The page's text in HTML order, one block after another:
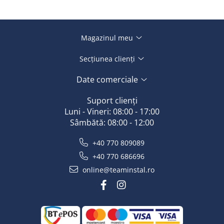
Proiecte de automatizare și optimizare a consumului
Simplifică gestionarea confortului termic în
ușor de integrat în orice instalație electrică modernă.
Magazinul meu
Secțiunea clienți
Date comerciale
Suport clienți
Luni - Vineri: 08:00 - 17:00
Sâmbătă: 08:00 - 12:00
+40 770 809089
+40 770 686696
online@teaminstal.ro